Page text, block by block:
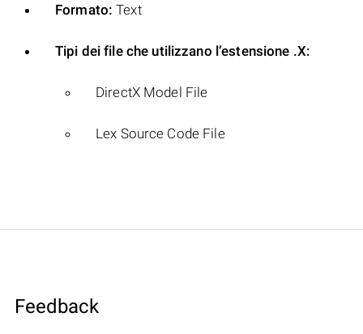
Formato: Text
Tipi dei file che utilizzano l’estensione .X:
DirectX Model File
Lex Source Code File
Feedback